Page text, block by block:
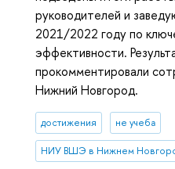
руководителей и
2021/2022 году по
эффективности.
прокомментировали
Нижний Новгород.
достижения не учеба
НИУ ВШЭ в Нижнем